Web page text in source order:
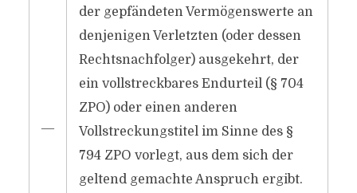
―
der gepfändeten Vermögenswerte an
denjenigen Verletzten (oder dessen
Rechtsnachfolger) ausgekehrt, der
ein vollstreckbares Endurteil (§ 704
ZPO) oder einen anderen
Vollstreckungstitel im Sinne des §
794 ZPO vorlegt, aus dem sich der
geltend gemachte Anspruch ergibt.